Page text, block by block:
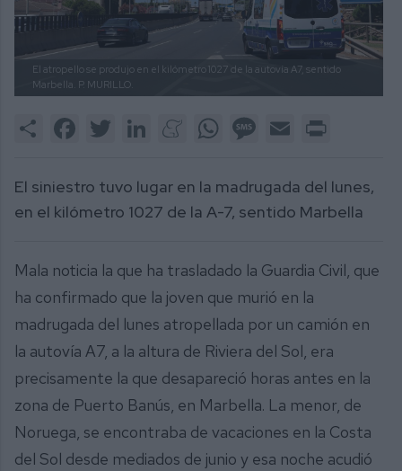
El atropello se produjo en el kilómetro 1027 de la autovía A7, sentido
Marbella. P. MURILLO.
Share FacebookTwitter LinkedInMeneameWhatsAppMessage
Email
El siniestro tuvo lugar en la madrugada del lunes,
en el kilómetro 1027 de la A-7, sentido Marbella
Mala noticia la que ha trasladado la Guardia Civil, que
ha confirmado que la joven que murió en la
madrugada del lunes atropellada por un camión en
la autovía A7, a la altura de Riviera del Sol, era
precisamente la que desapareció horas antes en la
zona de Puerto Banús, en Marbella. La menor, de
Noruega, se encontraba de vacaciones en la Costa
del Sol desde mediados de junio y esa noche acudió